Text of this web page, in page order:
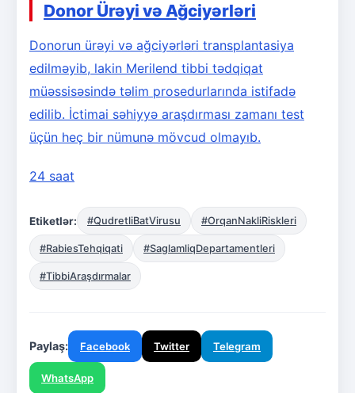
Donor Ürəyi və Ağciyərləri
Donorun ürəyi və ağciyərləri transplantasiya
edilməyib, lakin Merilend tibbi tədqiqat
müəssisəsində təlim prosedurlarında istifadə
edilib. İctimai səhiyyə araşdırması zamanı test
üçün heç bir nümunə mövcud olmayıb.
24 saat
Etiketlər: #QudretliBatVirusu #OrqanNakliRiskleri
#RabiesTehqiqati #SaglamliqDepartamentleri
#TibbiAraşdırmalar
Paylaş: Facebook Twitter Telegram
WhatsApp